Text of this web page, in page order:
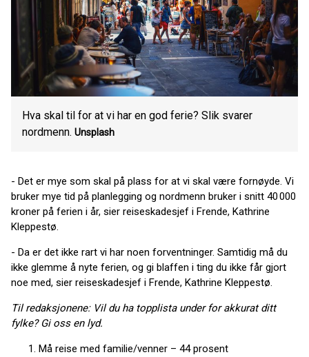
Hva skal til for at vi har en god ferie? Slik svarer
nordmenn. Unsplash
- Det er mye som skal på plass for at vi skal være fornøyde. Vi
bruker mye tid på planlegging og nordmenn bruker i snitt 40 000
kroner på ferien i år, sier reiseskadesjef i Frende, Kathrine
Kleppestø.
- Da er det ikke rart vi har noen forventninger. Samtidig må du
ikke glemme å nyte ferien, og gi blaffen i ting du ikke får gjort
noe med, sier reiseskadesjef i Frende, Kathrine Kleppestø.
Til redaksjonene: Vil du ha topplista under for akkurat ditt
fylke? Gi oss en lyd.
Må reise med familie/venner – 44 prosent